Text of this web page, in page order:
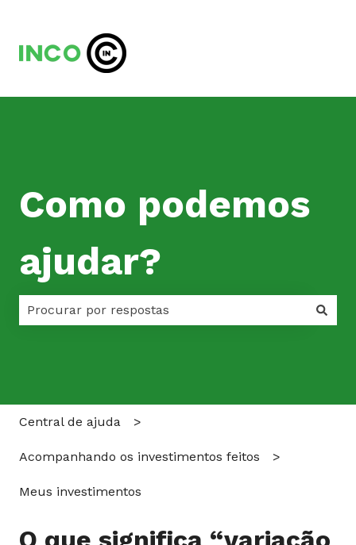
Como podemos
ajudar?
Central de ajuda
Acompanhando os investimentos feitos
Meus investimentos